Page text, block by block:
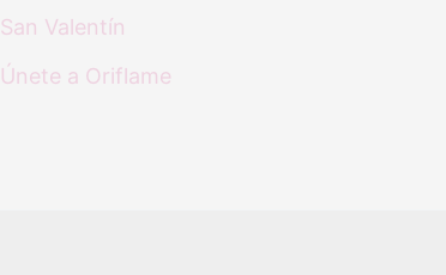
San Valentín
Únete a Oriflame